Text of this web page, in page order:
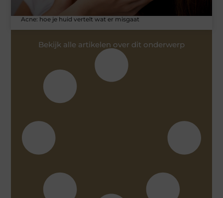
Acne: hoe je huid vertelt wat er misgaat
Bekijk alle artikelen over dit onderwerp